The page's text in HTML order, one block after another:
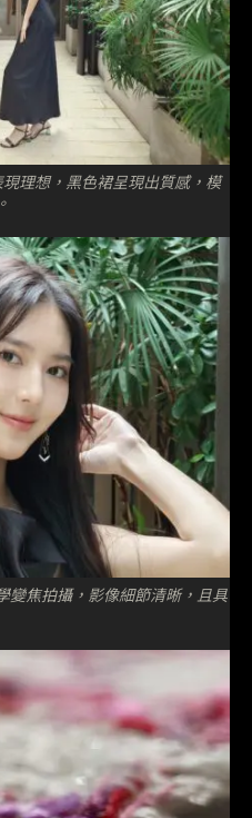
理想，黑色裙呈現出質感，模
焦拍攝，影像細節清晰，且具